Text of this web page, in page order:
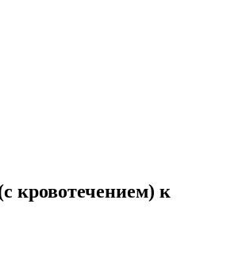
кровотечением) к